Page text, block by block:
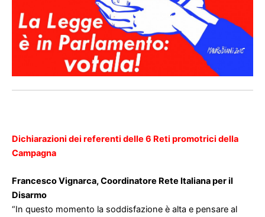
Dichiarazioni dei referenti delle 6 Reti promotrici della
Campagna
Francesco Vignarca, Coordinatore Rete Italiana per il
Disarmo
“In questo momento la soddisfazione è alta e pensare al